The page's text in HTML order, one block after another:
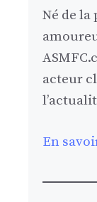
Né de la
acteur
En